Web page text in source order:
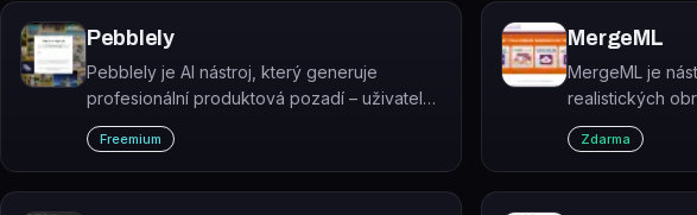
Pebblely
Pebblely je AI nástroj, který generuje
profesionální produktová pozadí – uživatel
nahraje foto produktu a AI automaticky
odstraní původní pozadí a vytvoří nové
včetně realistických stínů a odlesků.
Freemium
MergeML
MergeML je
realistických
pomocí modelu
Zdarma